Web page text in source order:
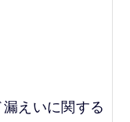
えいに関する